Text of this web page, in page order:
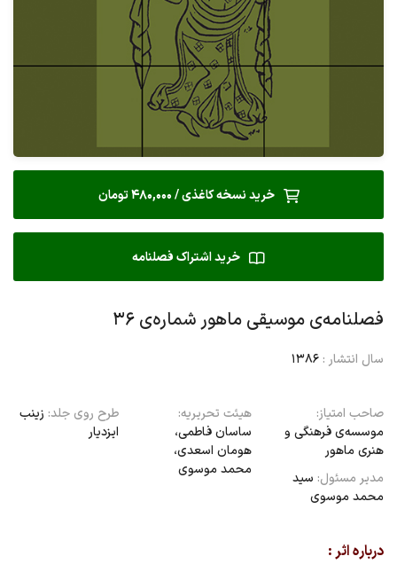
خرید نسخه کاغذی / 480,000 تومان
خرید اشتراک فصلنامه
فصلنامه‌ی موسیقی ماهور شماره‌ی ۳۶
سال انتشار : 1386
صاحب امتیاز:
موسسه‌ی فرهنگی و
هنری ماهور
مدیر مسئول: سید
محمد موسوی
هیئت تحریریه:
ساسان فاطمی،‌
هومان اسعدی،
محمد موسوی
طرح روی جلد: زینب
ایزدیار
درباره اثر :